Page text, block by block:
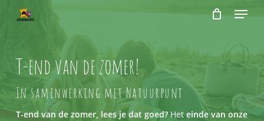
Menu
Cart
T-end van de zomer!
In samenwerking met Natuurpunt
T-end van de zomer, lees je dat goed?Heteinde van onze